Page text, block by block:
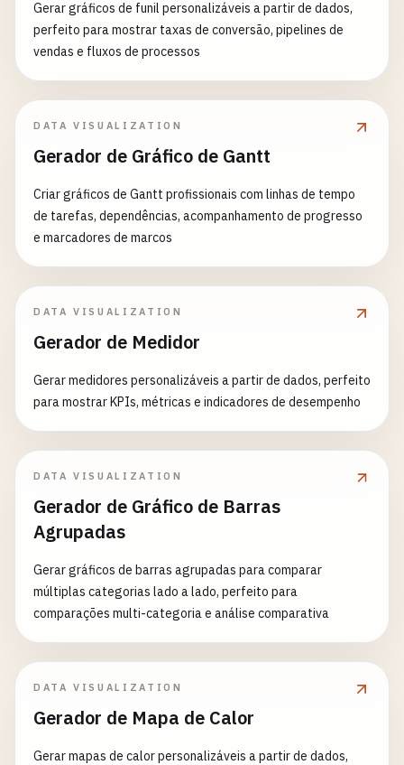
Gerar gráficos de funil personalizáveis a partir de dados,
perfeito para mostrar taxas de conversão, pipelines de
vendas e fluxos de processos
DATA VISUALIZATION
Gerador de Gráfico de Gantt
Criar gráficos de Gantt profissionais com linhas de tempo
de tarefas, dependências, acompanhamento de progresso
e marcadores de marcos
DATA VISUALIZATION
Gerador de Medidor
Gerar medidores personalizáveis a partir de dados, perfeito
para mostrar KPIs, métricas e indicadores de desempenho
DATA VISUALIZATION
Gerador de Gráfico de Barras
Agrupadas
Gerar gráficos de barras agrupadas para comparar
múltiplas categorias lado a lado, perfeito para
comparações multi-categoria e análise comparativa
DATA VISUALIZATION
Gerador de Mapa de Calor
Gerar mapas de calor personalizáveis a partir de dados,